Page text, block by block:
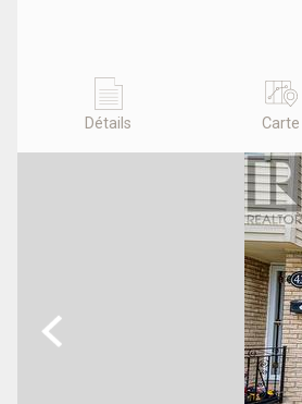
Détails Carte
Previous